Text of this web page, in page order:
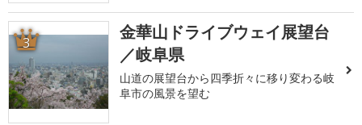
3
金華山ドライブウェイ展望台
／岐阜県
山道の展望台から四季折々に移り変わる岐
阜市の風景を望む